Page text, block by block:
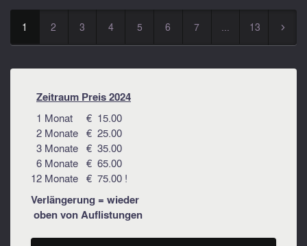
1 2 3 4 5 6 7 13 ▻
Zeitraum Preis 2024
1 Monat € 15.00
2 Monate € 25.00
3 Monate € 35.00
6 Monate € 65.00
12 Monate € 75.00 !
Verlängerung = wieder
oben von Auflistungen